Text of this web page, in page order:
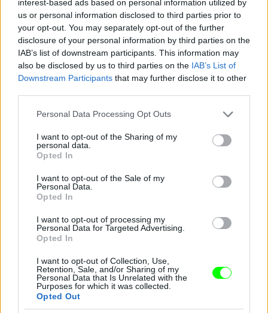
interest-based ads based on personal information utilized by
us or personal information disclosed to third parties prior to
your opt-out. You may separately opt-out of the further
disclosure of your personal information by third parties on the
IAB’s list of downstream participants. This information may
also be disclosed by us to third parties on the IAB’s List of
Downstream Participants that may further disclose it to other
Please note that this website/app uses one or more Google
not limited to your visit or usage behaviour. You may click to
grant or deny consent to Google and its third-party tags to
use your data for below specified purposes in below Google
consent section.
Personal Data Processing Opt Outs
I want to opt-out of the Sharing of my
personal data.
Opted In
I want to opt-out of the Sale of my
Personal Data.
Opted In
I want to opt-out of processing my
Personal Data for Targeted Advertising.
Opted In
I want to opt-out of Collection, Use,
Retention, Sale, and/or Sharing of my
Personal Data that Is Unrelated with the
Purposes for which it was collected.
Opted Out
11. Amerikaifocizás
Fotó: X17Online.com / Northfoto
Jön még kép!